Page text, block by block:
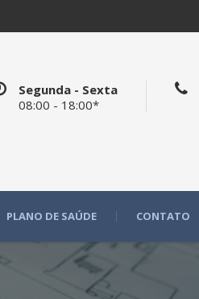
Segunda - Sexta
08:00 - 18:00*
PLANO DE SAÚDE CONTATO